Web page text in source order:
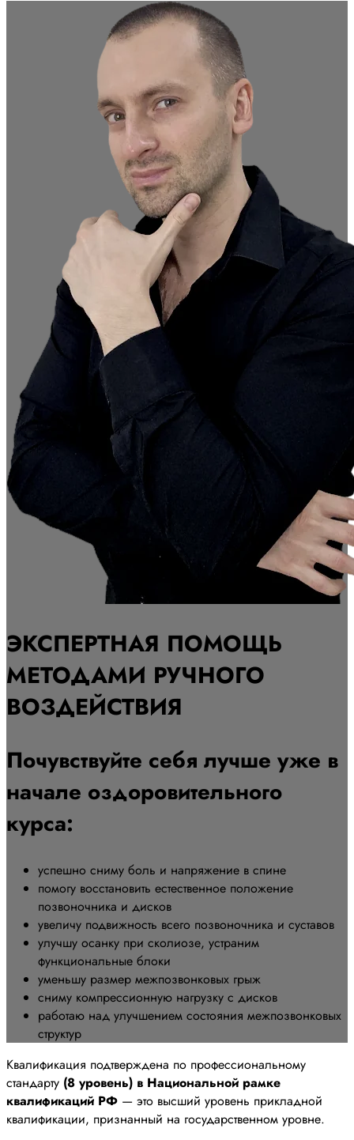
ЭКСПЕРТНАЯ ПОМОЩЬ
МЕТОДАМИ РУЧНОГО
ВОЗДЕЙСТВИЯ
Почувствуйте себя лучше уже в
начале оздоровительного
курса:
успешно сниму боль и напряжение в спине
помогу восстановить естественное положение
позвоночника и дисков
увеличу подвижность всего позвоночника и суставов
улучшу осанку при сколиозе, устраним
функциональные блоки
уменьшу размер межпозвонковых грыж
сниму компрессионную нагрузку с дисков
работаю над улучшением состояния межпозвонковых
структур
Квалификация подтверждена по профессиональному
стандарту (8 уровень) в Национальной рамке
квалификаций РФ — это высший уровень прикладной
квалификации, признанный на государственном уровне.